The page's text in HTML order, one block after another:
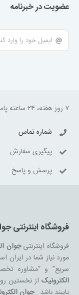
عضویت در خبرنامه
۷ روز هفته، ۲۴ ساعته پاسخگوی شما هستیم.
شماره تماس
پیگیری سفارش
پرسش و پاسخ
فروشگاه اینترنتی
فروشگاه اینترنتیجوان
مورد نیاز شما در ایران
سریع” و “مشاوره
الکترونیکاز نخستین
پایبند باشد .جوان